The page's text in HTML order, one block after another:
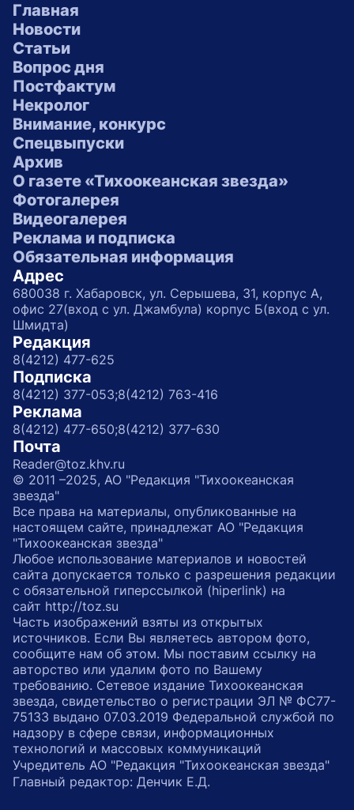
Главная
Новости
Статьи
Вопрос дня
Постфактум
Некролог
Внимание, конкурс
Спецвыпуски
Архив
О газете «Тихоокеанская звезда»
Фотогалерея
Видеогалерея
Реклама и подписка
Обязательная информация
Адрес
680038 г. Хабаровск, ул. Серышева, 31, корпус А,
офис 27(вход с ул. Джамбула) корпус Б(вход с ул.
Шмидта)
Редакция
8(4212) 477-625
Подписка
8(4212) 377-053;8(4212) 763-416
Реклама
8(4212) 477-650;8(4212) 377-630
Почта
Reader@toz.khv.ru
© 2011 –2025, АО "Редакция "Тихоокеанская
звезда"
Все права на материалы, опубликованные на
настоящем сайте, принадлежат АО "Редакция
"Тихоокеанская звезда"
Любое использование материалов и новостей
сайта допускается только с разрешения редакции
с обязательной гиперссылкой (hiperlink) на
сайт http://toz.su
Часть изображений взяты из открытых
источников. Если Вы являетесь автором фото,
сообщите нам об этом. Мы поставим ссылку на
авторство или удалим фото по Вашему
требованию. Сетевое издание Тихоокеанская
звезда, свидетельство о регистрации ЭЛ № ФС77-
75133 выдано 07.03.2019 Федеральной службой по
надзору в сфере связи, информационных
технологий и массовых коммуникаций
Учредитель АО "Редакция "Тихоокеанская звезда"
Главный редактор: Денчик Е.Д.